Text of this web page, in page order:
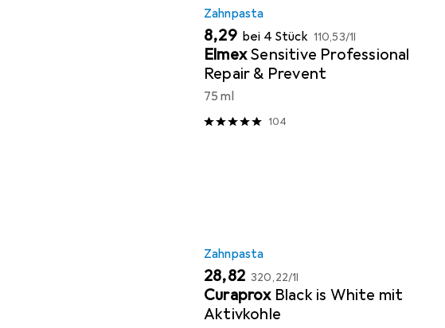
Zahnpasta
EUR
8,29 bei 4 Stück EUR
110,53/1l
Elmex Sensitive Professional
Repair & Prevent
75 ml
104
Zahnpasta
EUR
28,82 EUR
320,22/1l
Curaprox Black is White mit
Aktivkohle